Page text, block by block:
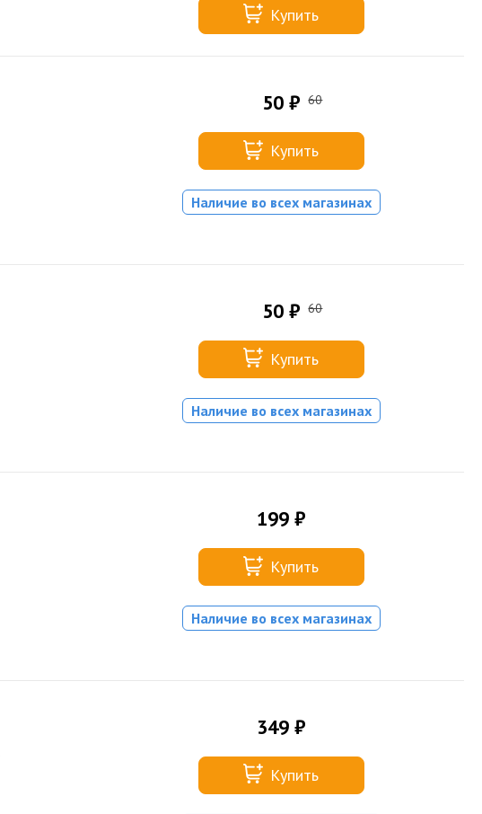
Купить
50 ₽ 60
Купить
Наличие во всех магазинах
50 ₽ 60
Купить
Наличие во всех магазинах
199 ₽
Купить
Наличие во всех магазинах
349 ₽
Купить